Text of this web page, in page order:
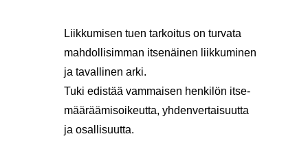
Liik­ku­mi­sen tuen tar­koi­tus on tur­va­ta
mah­dol­li­sim­man it­se­näi­nen liik­ku­mi­nen
ja ta­val­li­nen arki.
Tuki edis­tää vam­mai­sen hen­ki­lön it­se­
mää­rää­mi­soi­keut­ta, yh­den­ver­tai­suut­ta
ja osal­li­suut­ta.